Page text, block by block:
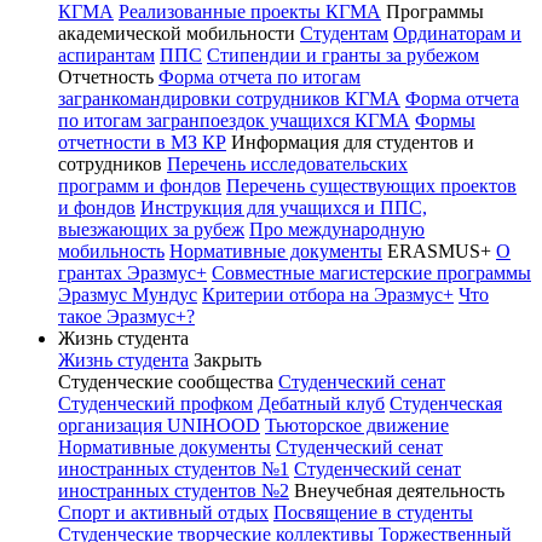
КГМА Реализованные проекты КГМА Программы
академической мобильности Студентам Ординаторам и
аспирантам ППС Стипендии и гранты за рубежом
Отчетность Форма отчета по итогам
загранкомандировки сотрудников КГМА Форма отчета
по итогам загранпоездок учащихся КГМА Формы
отчетности в МЗ КР Информация для студентов и
сотрудников Перечень исследовательских
программ и фондов Перечень существующих проектов
и фондов Инструкция для учащихся и ППС,
выезжающих за рубеж Про международную
мобильность Нормативные документы ERASMUS+ О
грантах Эразмус+ Совместные магистерские программы
Эразмус Мундус Критерии отбора на Эразмус+ Что
такое Эразмус+?
Жизнь студента
Жизнь студента Закрыть
Студенческие сообщества Студенческий сенат
Студенческий профком Дебатный клуб Студенческая
организация UNIHOOD Тьюторское движение
Нормативные документы Студенческий сенат
иностранных студентов №1 Студенческий сенат
иностранных студентов №2 Внеучебная деятельность
Спорт и активный отдых Посвящение в студенты
Студенческие творческие коллективы Торжественный